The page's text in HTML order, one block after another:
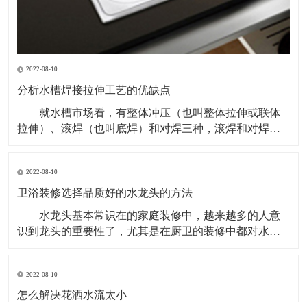
2022-08-10
分析水槽焊接拉伸工艺的优缺点
就水槽市场看，有整体冲压（也叫整体拉伸或联体
拉伸）、滚焊（也叫底焊）和对焊三种，滚焊和对焊都
板，将两个槽体焊接到面板上，再进行修磨处理。工艺
中对槽体拉伸设备的要求低，一般在500吨以内的液压设
2022-08-10
卫浴装修选择品质好的水龙头的方法
水龙头基本常识在的家庭装修中，越来越多的人意
识到龙头的重要性了，尤其是在厨卫的装修中都对水龙
言，铜早已成为当仁不让的材质，主要是因为铜介质的
抗菌效用是早已获得权威实验室的检测认可的。高档的
2022-08-10
怎么解决花洒水流太小